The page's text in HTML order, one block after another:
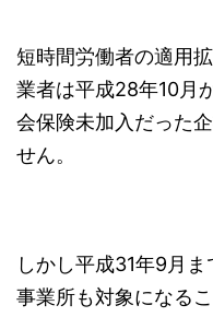
短時間労働者の適用
業者は平成28年10月
会保険未加入だった
せん。
しかし平成31年9月
事業所も対象になる